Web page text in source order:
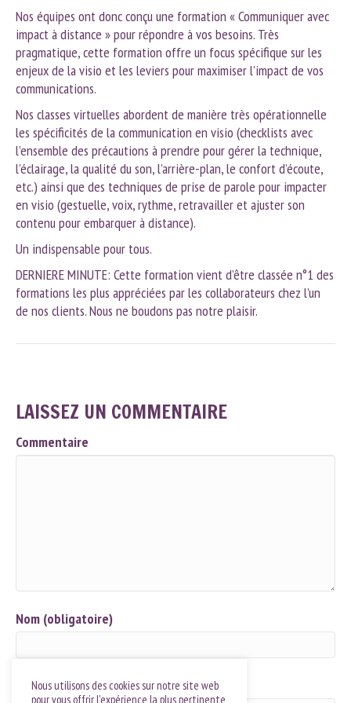
Nos équipes ont donc conçu une formation « Communiquer avec
impact à distance » pour répondre à vos besoins. Très
pragmatique, cette formation offre un focus spécifique sur les
enjeux de la visio et les leviers pour maximiser l’impact de vos
communications.
Nos classes virtuelles abordent de manière très opérationnelle
les spécificités de la communication en visio (checklists avec
l’ensemble des précautions à prendre pour gérer la technique,
l’éclairage, la qualité du son, l’arrière-plan, le confort d’écoute,
etc.) ainsi que des techniques de prise de parole pour impacter
en visio (gestuelle, voix, rythme, retravailler et ajuster son
contenu pour embarquer à distance).
Un indispensable pour tous.
DERNIERE MINUTE: Cette formation vient d’être classée n°1 des
formations les plus appréciées par les collaborateurs chez l’un
de nos clients. Nous ne boudons pas notre plaisir.
LAISSEZ UN COMMENTAIRE
Commentaire
Nom (obligatoire)
Email (ne sera pas publié) (obligatoire)
Nous utilisons des cookies sur notre site web
pour vous offrir l'expérience la plus pertinente